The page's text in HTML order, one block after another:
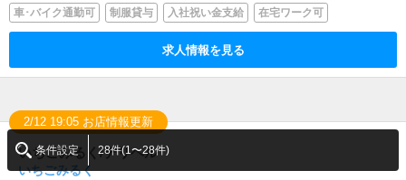
車･バイク通勤可
制服貸与 入社祝い金支給 在宅ワーク可
求人情報を見る
2/12 19:05 お店情報更新
いちごみるく/デリヘル
いちごみるく
条件設定 28件(1〜28件)